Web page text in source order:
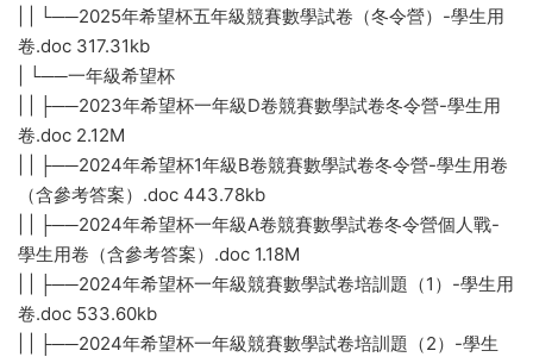
| | └──2025年希望杯五年級競賽數學試卷（冬令營）-學生用
卷.doc 317.31kb
| └──一年級希望杯
| | ├──2023年希望杯一年級D卷競賽數學試卷冬令營-學生用
卷.doc 2.12M
| | ├──2024年希望杯1年級B卷競賽數學試卷冬令營-學生用卷
（含參考答案）.doc 443.78kb
| | ├──2024年希望杯一年級A卷競賽數學試卷冬令營個人戰-
學生用卷（含參考答案）.doc 1.18M
| | ├──2024年希望杯一年級競賽數學試卷培訓題（1）-學生用
卷.doc 533.60kb
| | ├──2024年希望杯一年級競賽數學試卷培訓題（2）-學生